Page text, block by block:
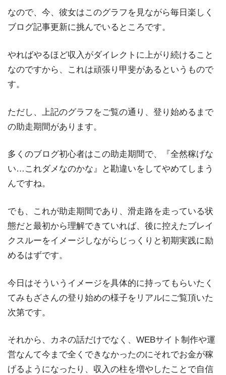
なので、今、彼女はこのグラフを見ながら毎日楽しく
ブログ記事更新に挑んでいるところです。
やればやるほど収入がダイレクトに上がり続けること
なのですから、これは頑張り甲斐があるというもので
す。
ただし、上記のグラフをご覧の通り、登り始めるまで
の助走期間があります。
多くのブログ初心者はこの助走期間で、『全然稼げな
い…これダメなのかな』と勘違いをしてやめてしまう
んですね。
でも、これが助走期間であり、滑走路を走っている状
態だと最初から理解できていれば、後に控えたブレイ
クスルーをイメージしながらじっくりと初期実践に励
めるはずです。
今日はそういうイメージを具体的に持ってもらいたく
てみもざさんの登り始めの様子をリアルにご覧頂いた
次第です。
それから、カネの話だけでなく、WEBサイト制作や運
営なんて今まで全くできなかったのにそれでお金が稼
げるようになったり、収入の柱を増やしたことで自信